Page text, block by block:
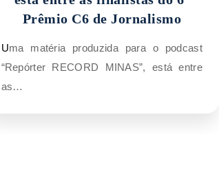
Prêmio C6 de Jornalismo
Uma matéria produzida para o podcast
“Repórter RECORD MINAS”, está entre
as…